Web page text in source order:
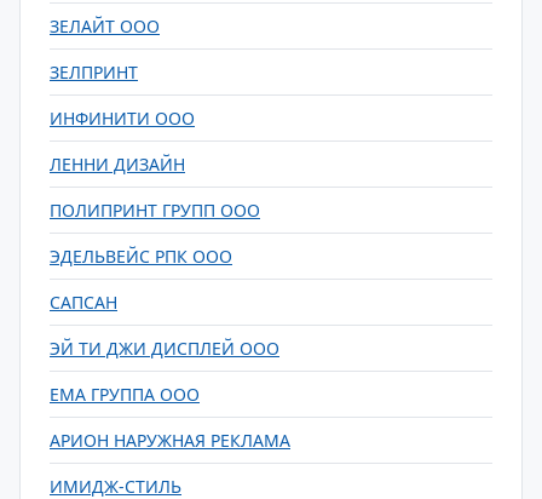
ЗЕЛАЙТ ООО
ЗЕЛПРИНТ
ИНФИНИТИ ООО
ЛЕННИ ДИЗАЙН
ПОЛИПРИНТ ГРУПП ООО
ЭДЕЛЬВЕЙС РПК ООО
САПСАН
ЭЙ ТИ ДЖИ ДИСПЛЕЙ ООО
ЕМА ГРУППА ООО
АРИОН НАРУЖНАЯ РЕКЛАМА
ИМИДЖ-СТИЛЬ